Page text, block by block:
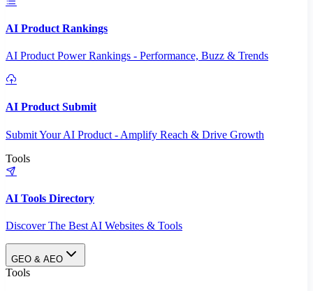
AI Product Rankings
AI Product Power Rankings - Performance, Buzz & Trends
AI Product Submit
Submit Your AI Product - Amplify Reach & Drive Growth
Tools
AI Tools Directory
Discover The Best AI Websites & Tools
GEO & AEO
Tools